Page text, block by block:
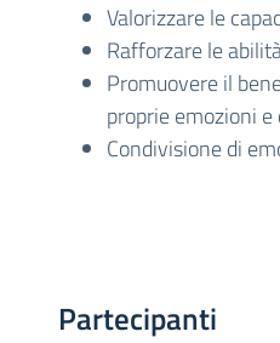
Valorizzare le
Rafforzare le
Promuovere il
proprie emozioni
Condivisione di
Partecipanti